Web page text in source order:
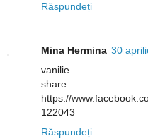
Răspundeți
Mina Hermina 30
vanilie
share
https://
122043
Răspundeți